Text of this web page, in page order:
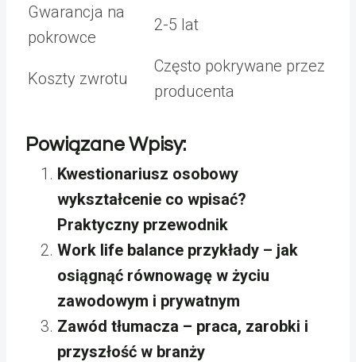
Gwarancja na
pokrowce
2-5 lat
Koszty zwrotu
Często pokrywane przez
producenta
Powiązane Wpisy:
Kwestionariusz osobowy
wykształcenie co wpisać?
Praktyczny przewodnik
Work life balance przykłady – jak
osiągnąć równowagę w życiu
zawodowym i prywatnym
Zawód tłumacza – praca, zarobki i
przyszłość w branży